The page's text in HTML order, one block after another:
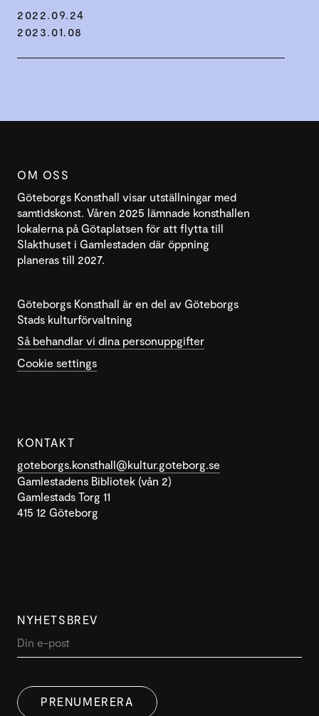
2022.09.24
2023.01.08
OM OSS
Göteborgs Konsthall visar utställningar med
samtidskonst. Våren 2025 lämnade konsthallen
lokalerna på Götaplatsen för att flytta till
Slakthuset i Gamlestaden där öppning
planeras till 2027.
Göteborgs Konsthall är en del av Göteborgs
Stads kulturförvaltning
Så behandlar vi dina personuppgifter
Cookie settings
KONTAKT
goteborgs.konsthall@kultur.goteborg.se
Gamlestadens Bibliotek (vån 2)
Gamlestads Torg 11
415 12 Göteborg
NYHETSBREV
PRENUMERERA